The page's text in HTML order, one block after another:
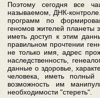
Поэтому сегодня все
называемом, ДНК-
программ по
геномов жителей планеты
иметь доступ к этим
правильном прочтении
не только имя, адрес
наследственность,
данные о здоровье,
человека, иметь полный
возможность им
необходимости "стереть".